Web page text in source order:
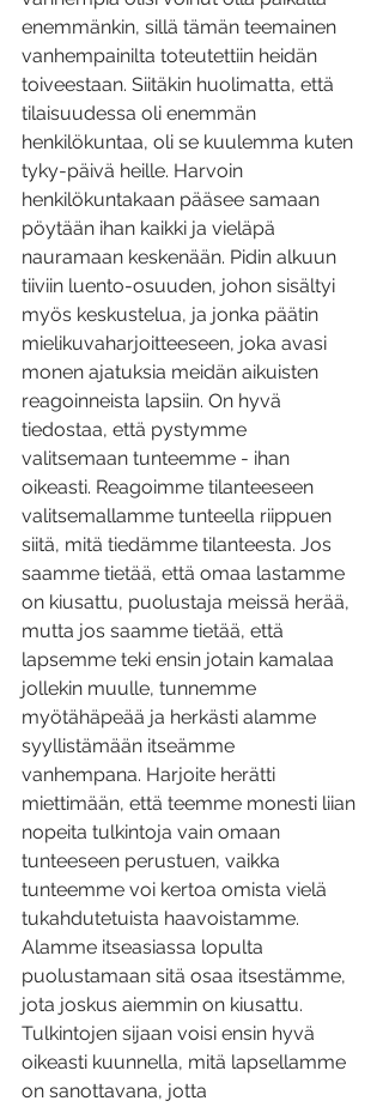
enemmänkin, sillä tämän teemainen
vanhempainilta toteutettiin heidän
toiveestaan. Siitäkin huolimatta, että
tilaisuudessa oli enemmän
henkilökuntaa, oli se kuulemma kuten
tyky-päivä heille. Harvoin
henkilökuntakaan pääsee samaan
pöytään ihan kaikki ja vieläpä
nauramaan keskenään. Pidin alkuun
tiiviin luento-osuuden, johon sisältyi
myös keskustelua, ja jonka päätin
mielikuvaharjoitteeseen, joka avasi
monen ajatuksia meidän aikuisten
reagoinneista lapsiin. On hyvä
tiedostaa, että pystymme
valitsemaan tunteemme - ihan
oikeasti. Reagoimme tilanteeseen
valitsemallamme tunteella riippuen
siitä, mitä tiedämme tilanteesta. Jos
saamme tietää, että omaa lastamme
on kiusattu, puolustaja meissä herää,
mutta jos saamme tietää, että
lapsemme teki ensin jotain kamalaa
jollekin muulle, tunnemme
myötähäpeää ja herkästi alamme
syyllistämään itseämme
vanhempana. Harjoite herätti
miettimään, että teemme monesti liian
nopeita tulkintoja vain omaan
tunteeseen perustuen, vaikka
tunteemme voi kertoa omista vielä
tukahdutetuista haavoistamme.
Alamme itseasiassa lopulta
puolustamaan sitä osaa itsestämme,
jota joskus aiemmin on kiusattu.
Tulkintojen sijaan voisi ensin hyvä
oikeasti kuunnella, mitä lapsellamme
on sanottavana, jotta